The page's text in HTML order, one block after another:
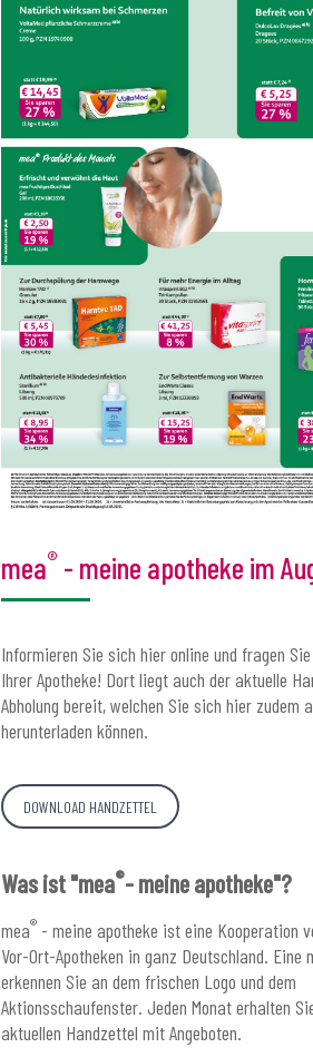
mea® - meine apotheke im
Informieren Sie sich hier online und fragen
Ihrer Apotheke! Dort liegt auch der aktuelle
Abholung bereit, welchen Sie sich hier zudem
herunterladen können.
DOWNLOAD HANDZETTEL
Was ist "mea®- meine apotheke"?
mea® - meine apotheke ist eine Kooperation
Vor-Ort-Apotheken in ganz Deutschland. Eine
erkennen Sie an dem frischen Logo und dem
Aktionsschaufenster. Jeden Monat erhalten
aktuellen Handzettel mit Angeboten.